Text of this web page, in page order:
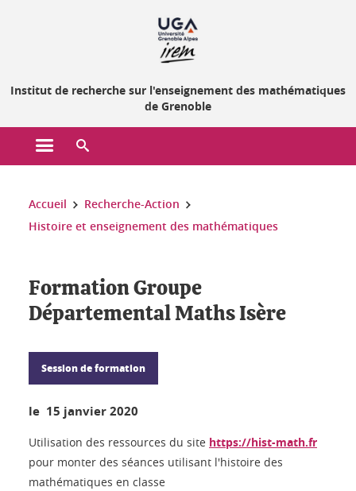
Institut de recherche sur l'enseignement des mathématiques
de Grenoble
Ouvrir le menu principal
Vous êtes ici :
Accueil
Recherche-Action
Histoire et enseignement des mathématiques
Formation Groupe
Départemental Maths Isère
Session de formation
le 15 janvier 2020
Utilisation des ressources du site https://hist-math.fr
pour monter des séances utilisant l'histoire des
mathématiques en classe